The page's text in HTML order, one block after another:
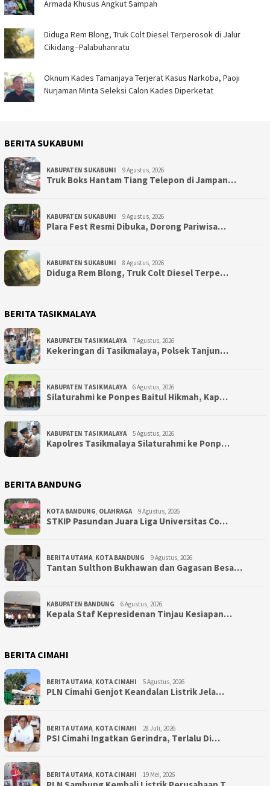
Armada Khusus Angkut Sampah
Diduga Rem Blong, Truk Colt Diesel Terperosok di Jalur
Cikidang–Palabuhanratu
Oknum Kades Tamanjaya Terjerat Kasus Narkoba, Paoji
Nurjaman Minta Seleksi Calon Kades Diperketat
BERITA SUKABUMI
KABUPATEN SUKABUMI 9 Agustus, 2026
Truk Boks Hantam Tiang Telepon di Jampan…
KABUPATEN SUKABUMI 9 Agustus, 2026
Plara Fest Resmi Dibuka, Dorong Pariwisa…
KABUPATEN SUKABUMI 8 Agustus, 2026
Diduga Rem Blong, Truk Colt Diesel Terpe…
BERITA TASIKMALAYA
KABUPATEN TASIKMALAYA 7 Agustus, 2026
Kekeringan di Tasikmalaya, Polsek Tanjun…
KABUPATEN TASIKMALAYA 6 Agustus, 2026
Silaturahmi ke Ponpes Baitul Hikmah, Kap…
KABUPATEN TASIKMALAYA 5 Agustus, 2026
Kapolres Tasikmalaya Silaturahmi ke Ponp…
BERITA BANDUNG
KOTA BANDUNG, OLAHRAGA 9 Agustus, 2026
STKIP Pasundan Juara Liga Universitas Co…
BERITA UTAMA, KOTA BANDUNG 9 Agustus, 2026
Tantan Sulthon Bukhawan dan Gagasan Besa…
KABUPATEN BANDUNG 6 Agustus, 2026
Kepala Staf Kepresidenan Tinjau Kesiapan…
BERITA CIMAHI
BERITA UTAMA, KOTA CIMAHI 5 Agustus, 2026
PLN Cimahi Genjot Keandalan Listrik Jela…
BERITA UTAMA, KOTA CIMAHI 28 Juli, 2026
PSI Cimahi Ingatkan Gerindra, Terlalu Di…
BERITA UTAMA, KOTA CIMAHI 19 Mei, 2026